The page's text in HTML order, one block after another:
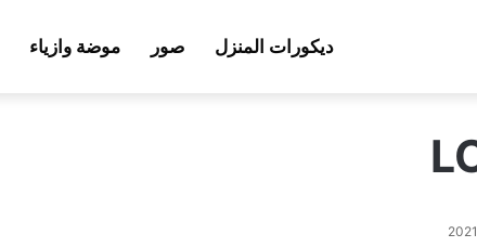
ديكورات المنزل صور موضة وازياء